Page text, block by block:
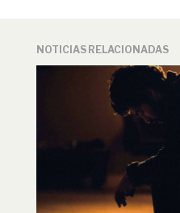
NOTICIAS RELACIONADAS